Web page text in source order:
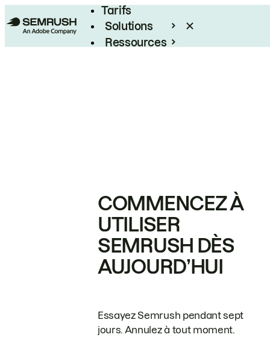
Tarifs
Solutions
Ressources
COMMENCEZ À
UTILISER
SEMRUSH DÈS
AUJOURD’HUI
Essayez Semrush pendant sept
jours. Annulez à tout moment.